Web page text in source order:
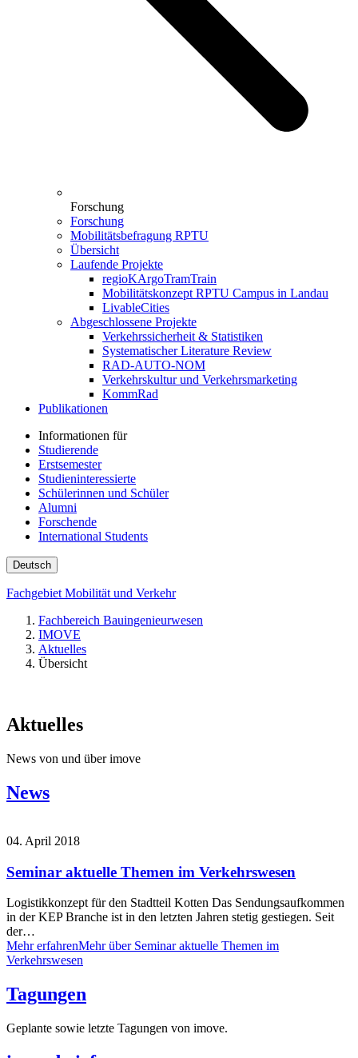
Forschung
Forschung
Mobilitätsbefragung RPTU
Übersicht
Laufende Projekte
regioKArgoTramTrain
Mobilitätskonzept RPTU Campus in Landau
LivableCities
Abgeschlossene Projekte
Verkehrssicherheit & Statistiken
Systematischer Literature Review
RAD-AUTO-NOM
Verkehrskultur und Verkehrsmarketing
KommRad
Publikationen
Informationen für
Studierende
Erstsemester
Studieninteressierte
Schülerinnen und Schüler
Alumni
Forschende
International Students
Deutsch
Fachgebiet Mobilität und Verkehr
Fachbereich Bauingenieurwesen
IMOVE
Aktuelles
Übersicht
Aktuelles
News von und über imove
News
04. April 2018
Seminar aktuelle Themen im Verkehrswesen
Logistikkonzept für den Stadtteil Kotten Das Sendungsaufkommen
in der KEP Branche ist in den letzten Jahren stetig gestiegen. Seit
der…
Mehr erfahrenMehr über Seminar aktuelle Themen im
Verkehrswesen
Tagungen
Geplante sowie letzte Tagungen von imove.